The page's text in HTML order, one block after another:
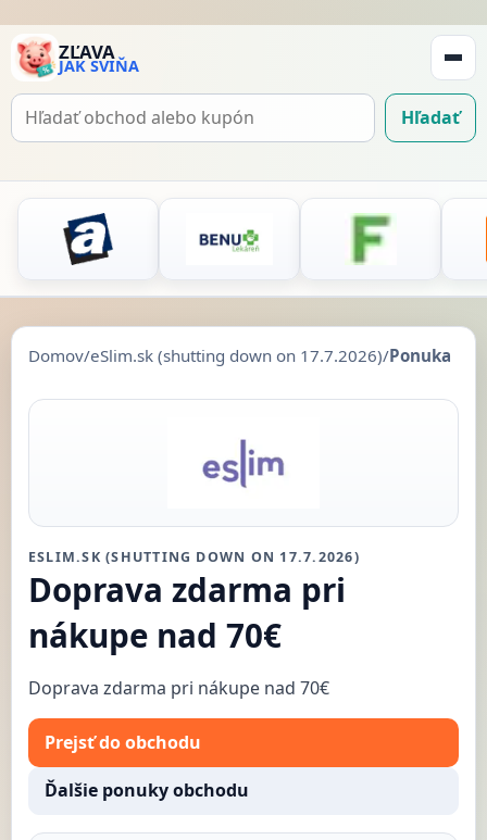
ZĽAVA
JAK SVIŇA
Hľadať
Hľadať
Domov/eSlim.sk (shutting down on 17.7.2026)/Ponuka
ESLIM.SK (SHUTTING DOWN ON 17.7.2026)
Doprava zdarma pri
nákupe nad 70€
Doprava zdarma pri nákupe nad 70€
Prejsť do obchodu
Ďalšie ponuky obchodu